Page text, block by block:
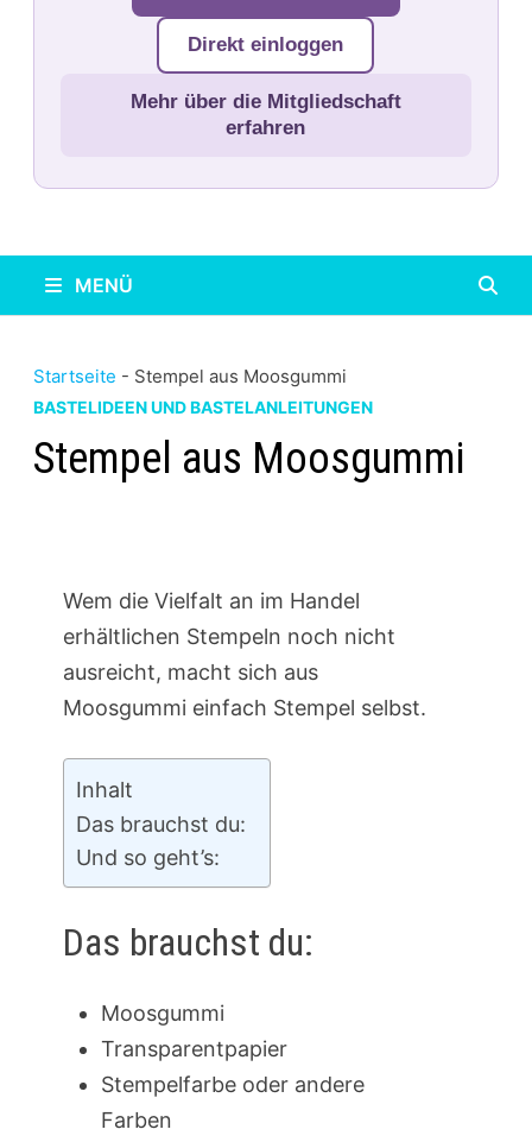
Direkt einloggen
Mehr über die Mitgliedschaft
erfahren
MENÜ
Startseite - Stempel aus Moosgummi
BASTELIDEEN UND BASTELANLEITUNGEN
Stempel aus Moosgummi
Wem die Vielfalt an im Handel
erhältlichen Stempeln noch nicht
ausreicht, macht sich aus
Moosgummi einfach Stempel selbst.
Inhalt
Das brauchst du:
Und so geht’s:
Das brauchst du:
Moosgummi
Transparentpapier
Stempelfarbe oder andere
Farben